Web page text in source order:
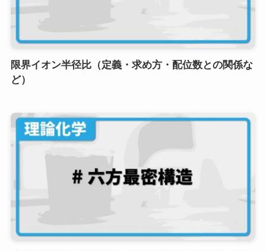
限界イオン半径比（定義・求め方・配位数との関係な
ど）